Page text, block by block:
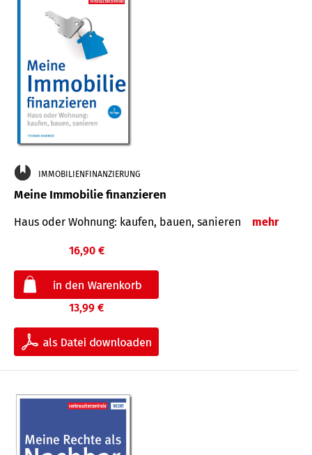
IMMOBILIENFINANZIERUNG
Meine Immobilie finanzieren
Haus oder Wohnung: kaufen, bauen, sanieren mehr
16,90 €
13,99 €